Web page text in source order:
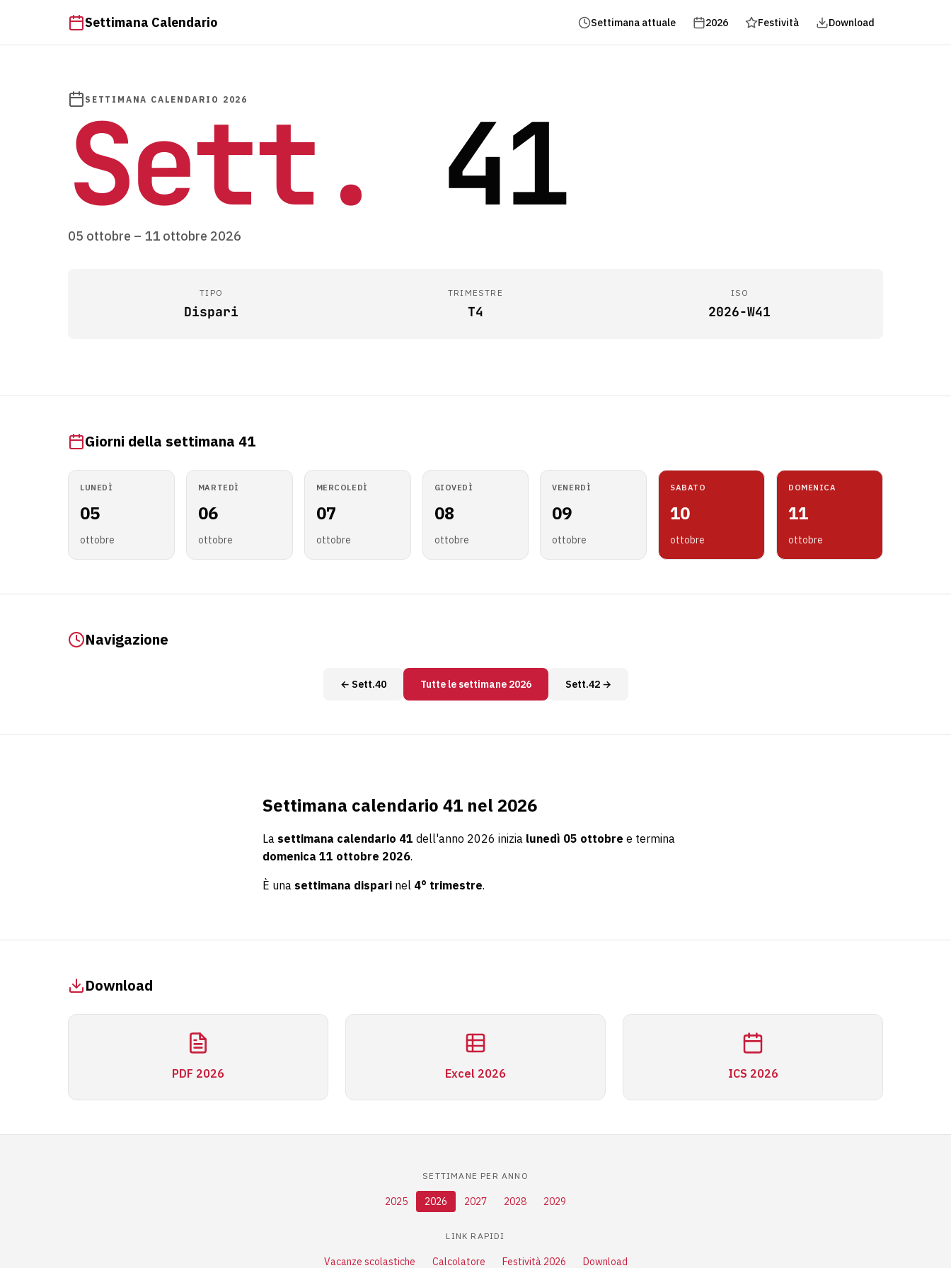
Settimana Calendario Settimana attuale 2026 Festività Download
SETTIMANA CALENDARIO 2026
Sett. 41
05 ottobre – 11 ottobre 2026
TIPO
Dispari
TRIMESTRE
T4
ISO
2026-W41
Giorni della settimana 41
LUNEDÌ
05
ottobre
MARTEDÌ
06
ottobre
MERCOLEDÌ
07
ottobre
GIOVEDÌ
08
ottobre
VENERDÌ
09
ottobre
SABATO
10
ottobre
DOMENICA
11
ottobre
Navigazione
← Sett.40 Tutte le settimane 2026 Sett.42 →
Settimana calendario 41 nel 2026
La settimana calendario 41 dell'anno 2026 inizia lunedì 05 ottobre e termina
domenica 11 ottobre 2026.
È una settimana dispari nel 4° trimestre.
Download
PDF 2026 Excel 2026 ICS 2026
SETTIMANE PER ANNO
2025 2026 2027 2028 2029
LINK RAPIDI
Vacanze scolastiche Calcolatore Festività 2026 Download